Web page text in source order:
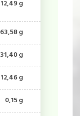
12,49 g
63,58 g
31,40 g
12,46 g
0,15 g